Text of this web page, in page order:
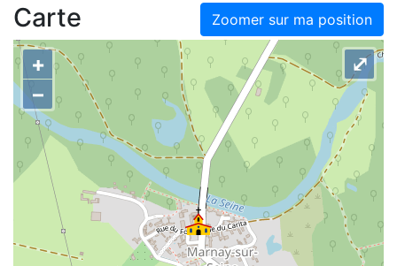
Zoomer sur ma position
Carte
+
–
⤢